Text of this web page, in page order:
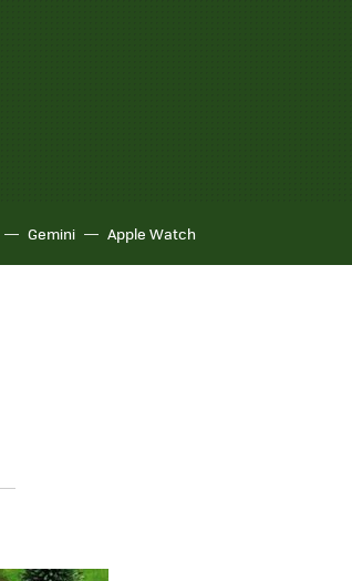
Gemini Apple Watch